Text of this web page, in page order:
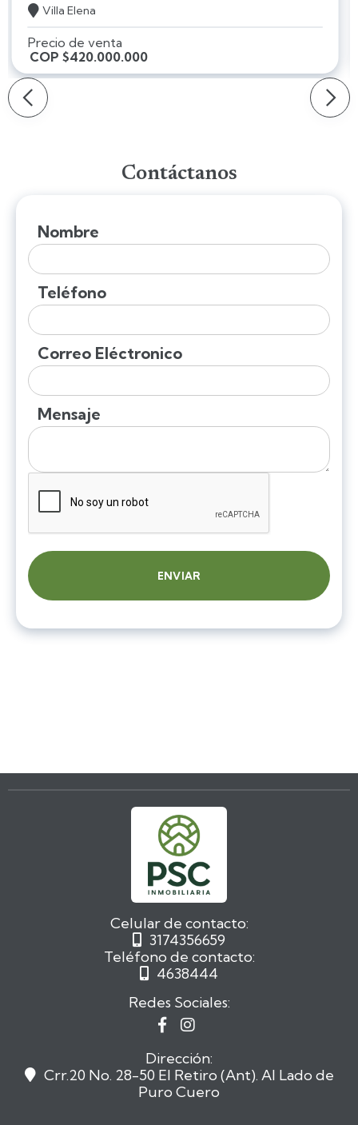
 Villa Elena
Precio de venta
COP $420.000.000
Slide 2 of 5.
Slide 2 of 5.
Contáctanos
Nombre
Teléfono
Correo Eléctronico
Mensaje
Celular de contacto:

3174356659
Teléfono de contacto:

4638444
Redes Sociales:
 
Dirección:
 Crr.20 No. 28-50 El Retiro (Ant). Al Lado de
Puro Cuero